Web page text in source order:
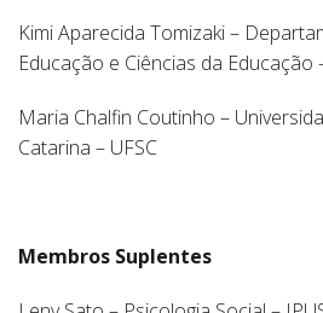
Kimi Aparecida Tomizaki –
Educação e Ciências da Educação
Maria Chalfin Coutinho –
Catarina – UFSC
Membros Suplentes